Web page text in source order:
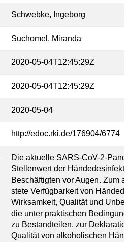
Schwebke, Ingeborg
Suchomel, Miranda
2020-05-04T12:45:29Z
2020-05-04T12:45:29Z
2020-05-04
http://edoc.rki.de/176904/6774
Die aktuelle SARS-CoV-2-
Stellenwert der
Beschäftigten vor Augen. Zum
stete Verfügbarkeit von
Wirksamkeit, Qualität und
die unter praktischen
zu Bestandteilen, zur
Qualität von alkoholischen